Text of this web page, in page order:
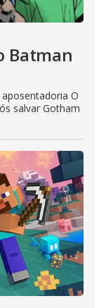
Batman
O
salvar Gotham